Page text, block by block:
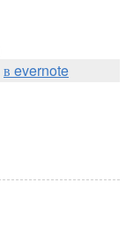
в evernote